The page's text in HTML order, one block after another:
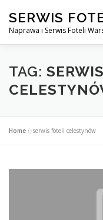
treści
SERWIS
Naprawa i Serwis Foteli
NAPRAWA FOTELI
TAG:
Home »serwis foteli celestynów